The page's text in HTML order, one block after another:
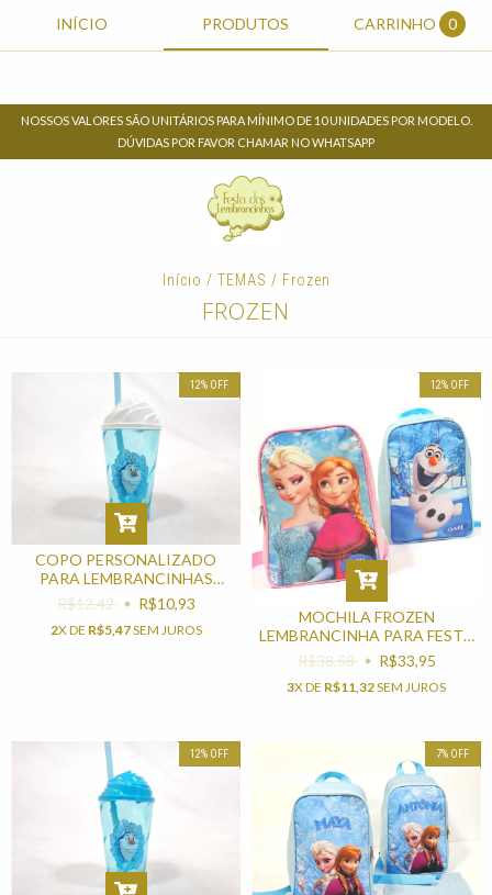
INÍCIO PRODUTOS CARRINHO 0
NOSSOS VALORES SÃO UNITÁRIOS PARA MÍNIMO DE 10 UNIDADES POR MODELO.
DÚVIDAS POR FAVOR CHAMAR NO WHATSAPP
Início / TEMAS / Frozen
FROZEN
12% OFF
COPO PERSONALIZADO
PARA LEMBRANCINHAS
TEMA FROZEN OLAF
R$12,42 R$10,93
2X DE R$5,47SEM JUROS
12% OFF
MOCHILA FROZEN
LEMBRANCINHA PARA FESTA
DE ANIVERSÁRIO
R$38,58 R$33,95
3X DE R$11,32SEM JUROS
12% OFF 7% OFF